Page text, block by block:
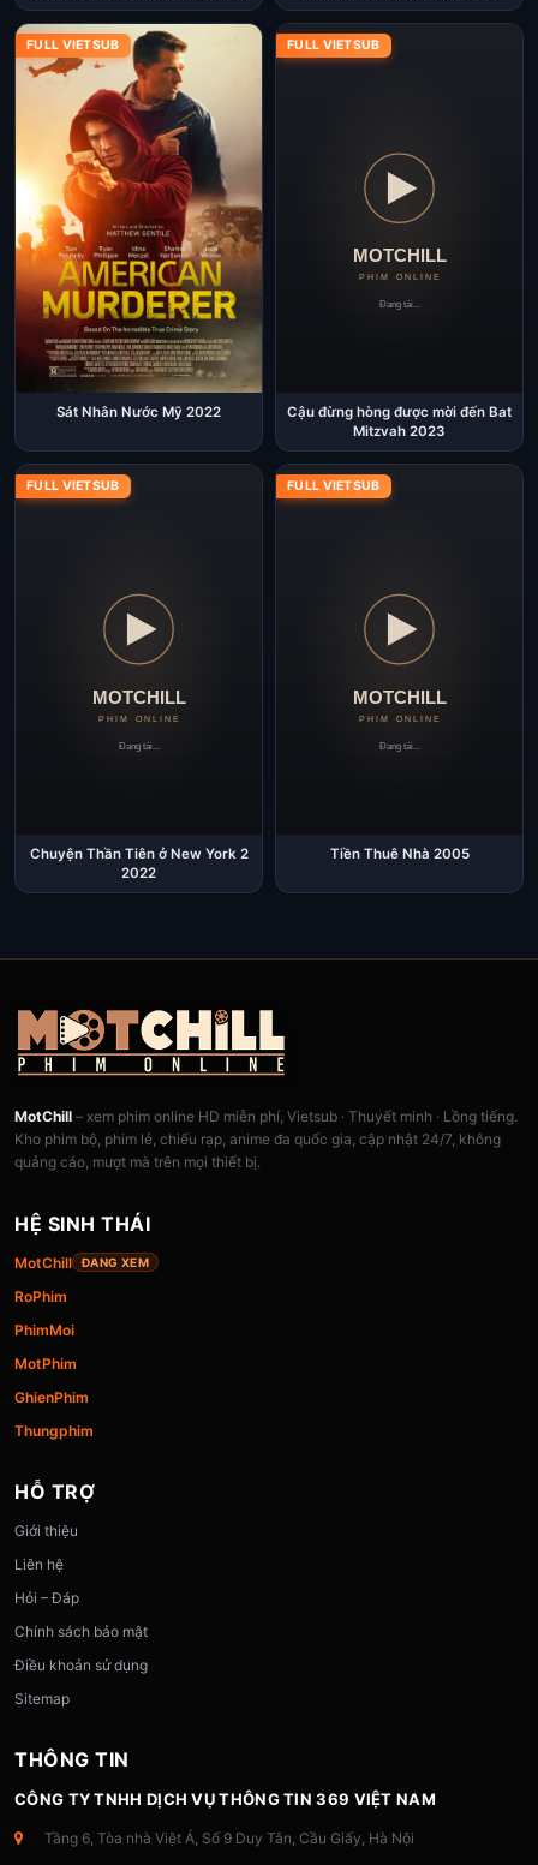
FULL VIETSUB
Sát Nhân Nước Mỹ 2022
FULL VIETSUB
Cậu đừng hòng được mời đến Bat
Mitzvah 2023
FULL VIETSUB
Chuyện Thần Tiên ở New York 2
2022
FULL VIETSUB
Tiền Thuê Nhà 2005
MotChill – xem phim online HD miễn phí, Vietsub · Thuyết minh · Lồng tiếng.
Kho phim bộ, phim lẻ, chiếu rạp, anime đa quốc gia, cập nhật 24/7, không
quảng cáo, mượt mà trên mọi thiết bị.
HỆ SINH THÁI
MotChill ĐANG XEM
RoPhim
PhimMoi
MotPhim
GhienPhim
Thungphim
HỖ TRỢ
Giới thiệu
Liên hệ
Hỏi – Đáp
Chính sách bảo mật
Điều khoản sử dụng
Sitemap
THÔNG TIN
CÔNG TY TNHH DỊCH VỤ THÔNG TIN 369 VIỆT NAM
Tầng 6, Tòa nhà Việt Á, Số 9 Duy Tân, Cầu Giấy, Hà Nội